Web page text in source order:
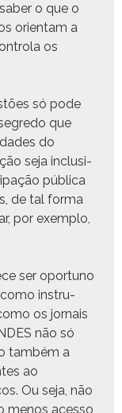
o que o
ori­en­tam a
os
só pode
que
do
seja inclu­si­
públi­ca
de tal for­ma
por exem­p­lo,
ser opor­tuno
como instru­
os jor­nais
não só
tam­bém a
ao
Ou seja, não
menos aces­so,